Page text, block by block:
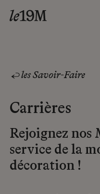
les Savoir-Faire
Carrières
Rejoignez nos
service de la
décoration !